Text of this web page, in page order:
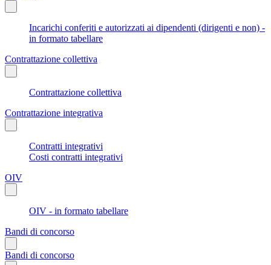
Incarichi conferiti e autorizzati ai dipendenti (dirigenti e non) -
in formato tabellare
Contrattazione collettiva
Contrattazione collettiva
Contrattazione integrativa
Contratti integrativi
Costi contratti integrativi
OIV
OIV - in formato tabellare
Bandi di concorso
Bandi di concorso